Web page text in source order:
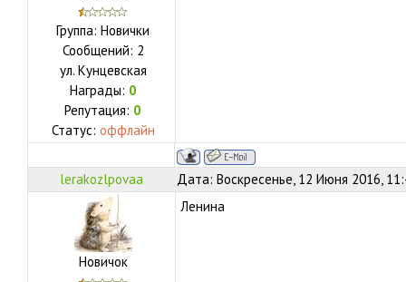
Группа: Новички
Сообщений: 2
ул. Кунцевская
Награды: 0
Репутация: 0
Статус: оффлайн
lerakozlpovaa Дата: Воскресенье, 12 Июня 2016,
Новичок
Ленина